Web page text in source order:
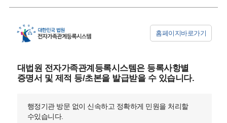
홈페이지바로가기
대법원 전자가족관계등록시스템은 등록사항별
증명서 및 제적 등/초본을 발급받을 수 있습니다.
행정기관 방문 없이 신속하고 정확하게 민원을 처리할
수있습니다.